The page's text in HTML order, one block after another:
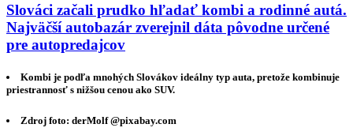
Slováci začali prudko hľadať kombi a rodinné autá.
Najväčší autobazár zverejnil dáta pôvodne určené
pre autopredajcov
Kombi je podľa mnohých Slovákov ideálny typ auta, pretože kombinuje
priestrannosť s nižšou cenou ako SUV.
Zdroj foto: derMolf @pixabay.com